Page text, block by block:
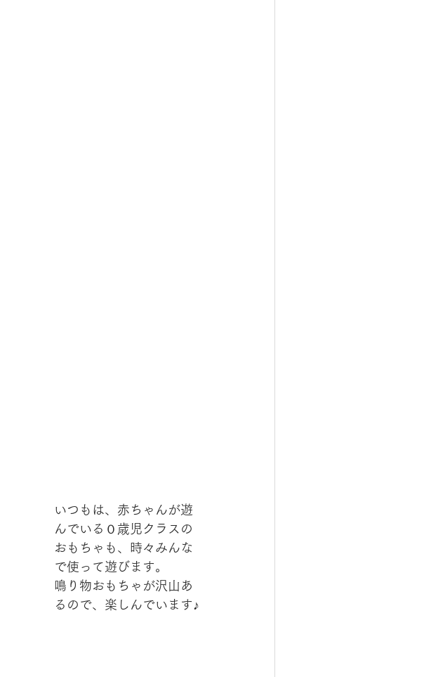
いつもは、赤ちゃんが遊
んでいる０歳児クラスの
おもちゃも、時々みんな
で使って遊びます。
鳴り物おもちゃが沢山あ
るので、楽しんでいます♪